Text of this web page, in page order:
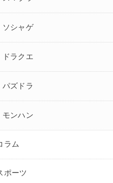
ソシャゲ
ドラクエ
パズドラ
モンハン
ラム
ポーツ